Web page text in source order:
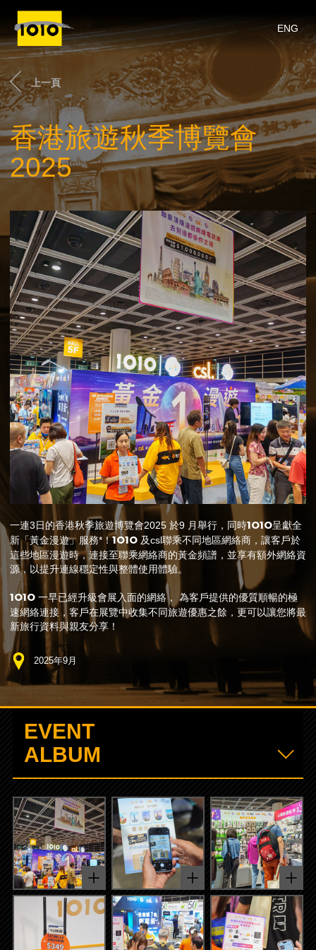
ENG
上一頁
香港旅遊秋季博覽會
2025
一連3日的香港秋季旅遊博覽會2025 於9 月舉行，同時1O1O呈獻全
新「黃金漫遊」服務*！1O1O 及csl聯乘不同地區網絡商，讓客戶於
這些地區漫遊時，連接至聯乘網絡商的黃金頻譜，並享有額外網絡資
源，以提升連線穩定性與整體使用體驗。
1O1O 一早已經升級會展入面的網絡， 為客戶提供的優質順暢的極
速網絡連接，客戶在展覽中收集不同旅遊優惠之餘，更可以讓您將最
新旅行資料與親友分享！
2025年9月
EVENT
ALBUM